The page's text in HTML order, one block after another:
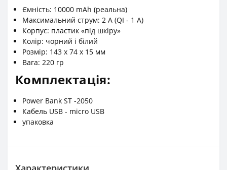
Ємність: 10000 mAh (реальна)
Максимальний струм: 2 А (QI - 1 А)
Корпус: пластик «під шкіру»
Колір: чорний і білий
Розмір: 143 х 74 х 15 мм
Вага: 220 гр
Комплектація:
Power Bank ST -2050
Кабель USB - micro USB
упаковка